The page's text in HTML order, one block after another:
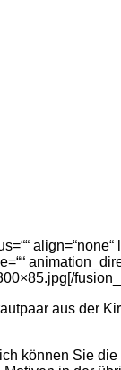
align=“none“
aus der
können Sie